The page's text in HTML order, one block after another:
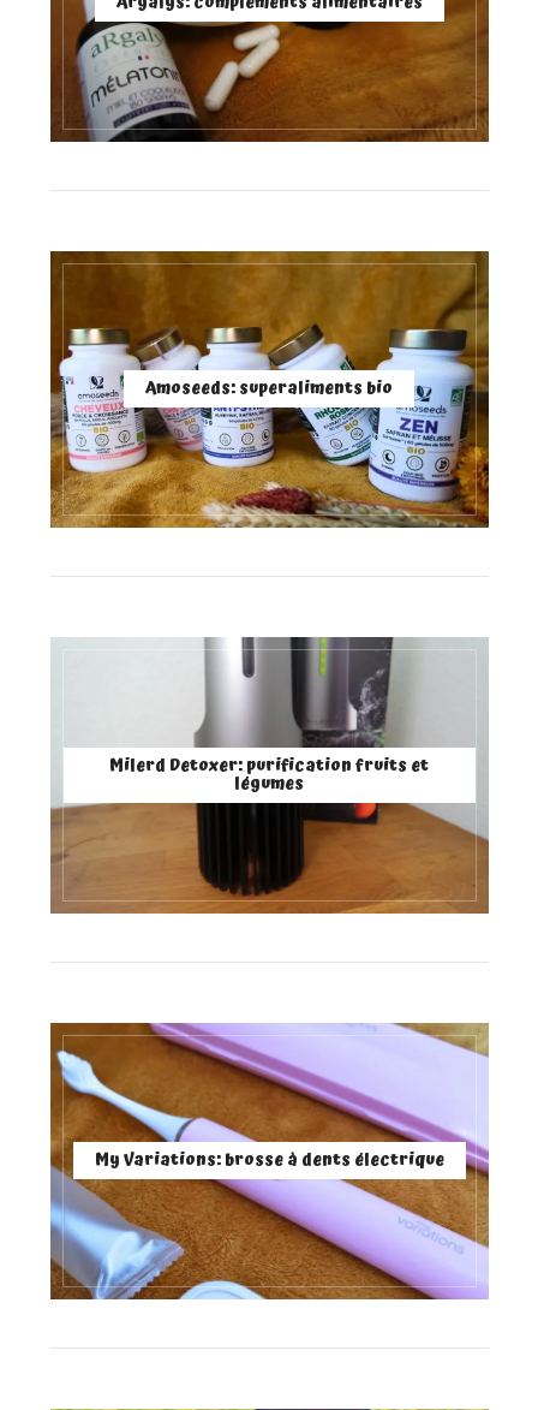
Amoseeds: superaliments bio
Milerd Detoxer: purification fruits et
légumes
My Variations: brosse à dents électrique